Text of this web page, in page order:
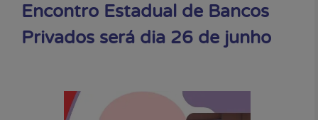
Encontro Estadual de Bancos
Privados será dia 26 de junho